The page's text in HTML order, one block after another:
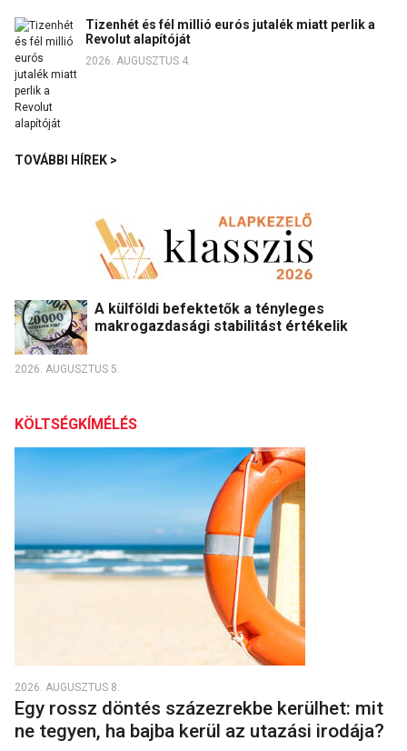
Tizenhét és fél millió eurós jutalék miatt perlik a
Revolut alapítóját
2026. AUGUSZTUS 4.
TOVÁBBI HÍREK >
A külföldi befektetők a tényleges
makrogazdasági stabilitást értékelik
2026. AUGUSZTUS 5.
KÖLTSÉGKÍMÉLÉS
2026. AUGUSZTUS 8.
Egy rossz döntés százezrekbe kerülhet: mit
ne tegyen, ha bajba kerül az utazási irodája?